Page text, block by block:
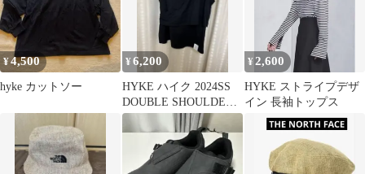
¥4,500
hyke カットソー
¥6,200
HYKE ハイク 2024SS
DOUBLE SHOULDER
TEE 黒
¥2,600
HYKE ストライプデザ
イン 長袖トップス